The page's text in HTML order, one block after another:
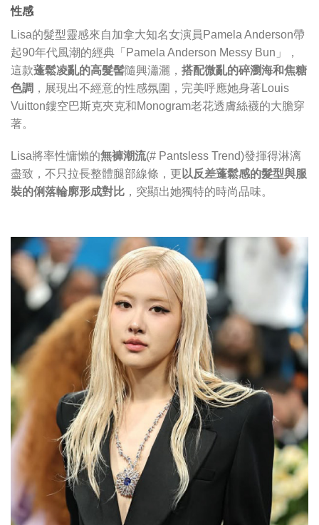
性感
Lisa的髮型靈感來自加拿大知名女演員Pamela Anderson帶
起90年代風潮的經典「Pamela Anderson Messy Bun」，
這款蓬鬆凌亂的高髮髻隨興瀟灑， 搭配微亂的碎瀏海和焦糖
色調 ，展現出不經意的性感氛圍，完美呼應她身著Louis
Vuitton鏤空巴斯克夾克和Monogram老花透膚絲襪的大膽穿
著。
Lisa將率性慵懶的無褲潮流(# Pantsless Trend)發揮得淋漓
盡致，不只拉長整體腿部線條，更 以反差蓬鬆感的髮型與服
裝的俐落輪廓形成對比 ，突顯出她獨特的時尚品味。